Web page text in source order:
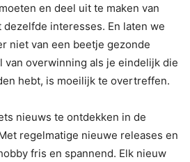
en deel uit te maken van
interesses. En laten we
niet van een beetje gezonde
van overwinning als je eindelijk die
hebt, is moeilijk te overtreffen.
nieuws te ontdekken in de
regelmatige nieuwe releases en
fris en spannend. Elk nieuw